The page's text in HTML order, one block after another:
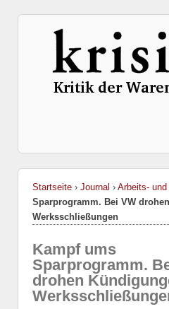
Startseite › Journal › Arbeits-
Sparprogramm. Bei VW
Werksschließungen
Kampf ums
Sparprogramm.
drohen